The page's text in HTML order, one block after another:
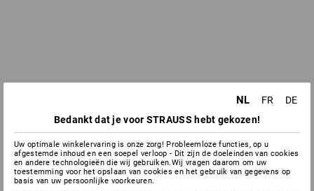
NL FR
DE
Bedankt dat je voor STRAUSS hebt gekozen!
Uw optimale winkelervaring is onze zorg! Probleemloze functies, op u
afgestemde inhoud en een soepel verloop - Dit zijn de doeleinden van cookies
en andere technologieën die wij gebruiken.Wij vragen daarom om uw
toestemming voor het opslaan van cookies en het gebruik van gegevens op
basis van uw persoonlijke voorkeuren.